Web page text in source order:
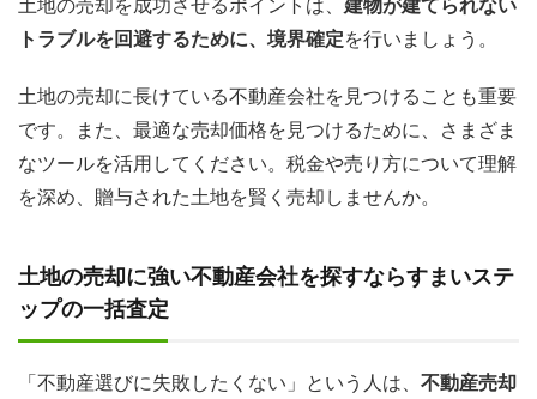
土地の売却を成功させるポイントは、 建物が建てられない
トラブルを回避するために、境界確定を行いましょう。
土地の売却に長けている不動産会社を見つけることも重要
です。また、最適な売却価格を見つけるために、さまざま
なツールを活用してください。税金や売り方について理解
を深め、贈与された土地を賢く売却しませんか。
土地の売却に強い不動産会社を探すならすまいステ
ップの一括査定
「不動産選びに失敗したくない」という人は、 不動産売却